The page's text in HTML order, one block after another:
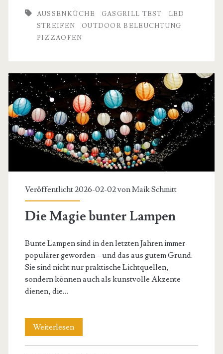
die
Außenküche:
gelingt
das
perfekte
Outdoor-
Dinner
AUSSENKÜCHE GASGRILL TEST
LED
STREIFEN
OUTDOOR BELEUCHTUNG
PIZZAOFEN
Veröffentlicht 2026-02-02 vonMaik Schmitt
Die Magie bunter Lampen
Bunte Lampen sind in den letzten Jahren immer
populärer geworden – und das aus gutem Grund.
Sie sind nicht nur praktische Lichtquellen,
sondern können auch als kunstvolle Akzente
dienen, die…
WeiterlesenDie
Magie